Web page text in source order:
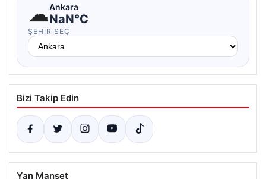
☁Ankara
NaN°C
ŞEHIR SEÇ
Bizi Takip Edin
Yan Manşet